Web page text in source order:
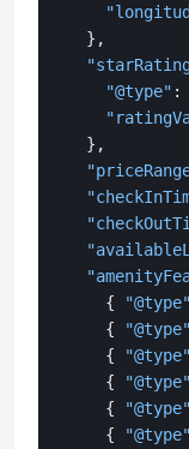
} ,
"@type" :
} ,
{
"@type"
{
"@type"
{
"@type"
{
"@type"
{
"@type"
{
"@type"